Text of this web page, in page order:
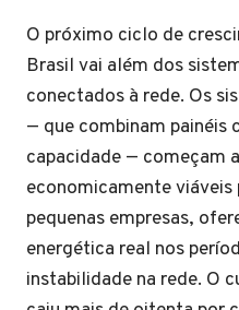
O próximo ciclo de
Brasil vai além dos
conectados à rede. Os
— que combinam painéis
capacidade — começam
economicamente viáveis
pequenas empresas,
energética real nos
instabilidade na rede. O